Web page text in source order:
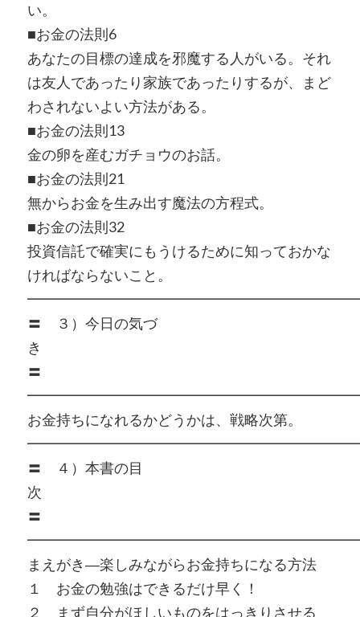
い。
■お金の法則6
あなたの目標の達成を邪魔する人がいる。それ
は友人であったり家族であったりするが、まど
わされないよい方法がある。
■お金の法則13
金の卵を産むガチョウのお話。
■お金の法則21
無からお金を生み出す魔法の方程式。
■お金の法則32
投資信託で確実にもうけるために知っておかな
ければならないこと。
〓 ３）今日の気づ
〓
お金持ちになれるかどうかは、戦略次第。
〓 ４）本書の目
〓
まえがき―楽しみながらお金持ちになる方法
１ お金の勉強はできるだけ早く！
２ まず自分がほしいものをはっきりさせる